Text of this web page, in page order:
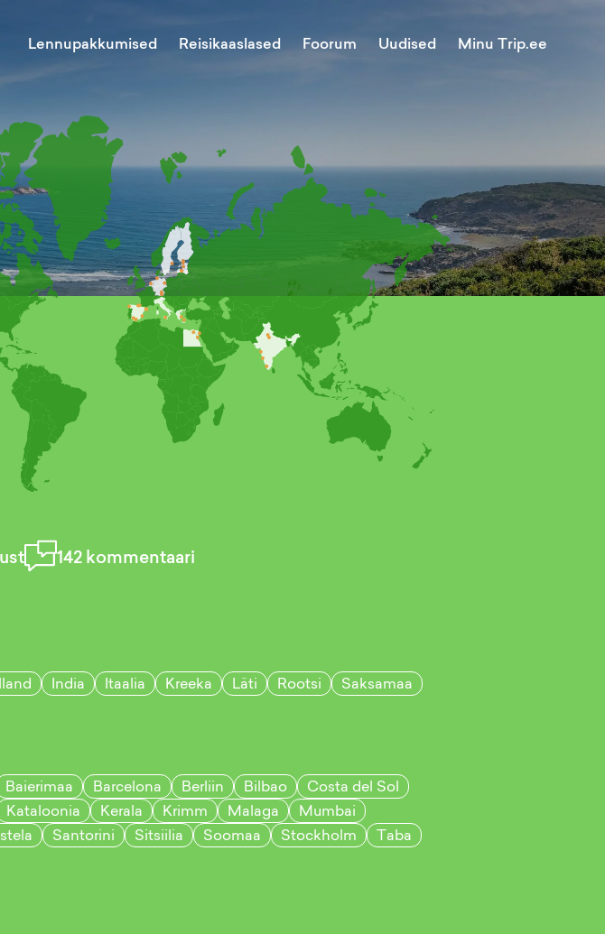
Lennupakkumised Reisikaaslased Foorum Uudised Minu Trip.ee
142kommentaari
India Itaalia Kreeka Läti Rootsi
Saksamaa
Baierimaa Barcelona Berliin Bilbao
Costa del Sol
Kataloonia Kerala Krimm Malaga
Mumbai
Santorini Sitsiilia Soomaa Stockholm
Taba